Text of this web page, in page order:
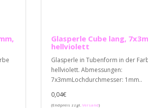
Glasperle Cube lang,
hellviolett
Glasperle in Tubenform in der
hellviolett. Abmessungen:
7x3mmLochdurchmesser: 1mm..
0,04€
(Endpreis zzgl.Versand)